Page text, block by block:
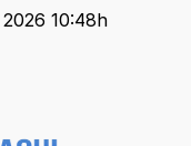
10:48h